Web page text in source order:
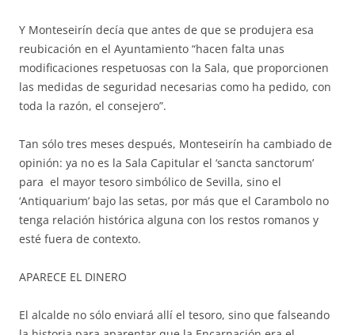
Y Monteseirín decía que antes de que se produjera esa
reubicación en el Ayuntamiento “hacen falta unas
modificaciones respetuosas con la Sala, que proporcionen
las medidas de seguridad necesarias como ha pedido, con
toda la razón, el consejero”.
Tan sólo tres meses después, Monteseirín ha cambiado de
opinión: ya no es la Sala Capitular el ‘sancta sanctorum’
para el mayor tesoro simbólico de Sevilla, sino el
‘Antiquarium’ bajo las setas, por más que el Carambolo no
tenga relación histórica alguna con los restos romanos y
esté fuera de contexto.
APARECE EL DINERO
El alcalde no sólo enviará allí el tesoro, sino que falseando